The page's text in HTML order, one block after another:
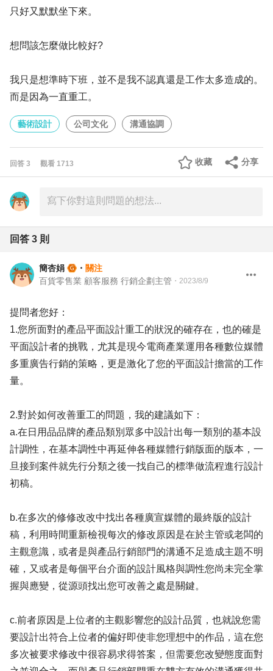
只好又默默坐下來。
想問該怎麼做比較好?
我只是想準時下班，並不是我不認真還是工作太多造成的。
而是因為一直重工。
藝術設計 公司文化 溝通協調
回答 3 觀看 1713 分享
收藏
回答 3 則
簡杏娟 ・ 關注
百貨零售業 顧客服務 行銷企劃主管 ・ 2023/8/9
提問者您好：
1.您所面對的產品平面設計重工的狀況的確存在，也的確是
平面設計者的挑戰，尤其是現今電商產業運用各種數位媒體
多重廣告行銷的策略，更是激化了您的平面設計擔當的工作
量。
2.對於如何改善重工的問題，我的建議如下：
a.在日用品品牌的產品類別眾多中設計出每一類別的基本設
計調性，在基本調性中再延伸各種媒體行銷版面的版本，一
旦接到案件就先行分類之後一找自己的標準做流程進行設計
初稿。
b.在多次的修修改改中找出各種廣宣媒體的最終版的設計
稿，利用時間重新檢視每次的修改原因是在於主管或老闆的
主觀意識，或者是與產品行銷部門的溝通不足造成主題不明
確，又或者是每個平台介面的設計風格與調性您尚未完全掌
握與應變，從源頭找出您可改善之處是關鍵。
c.前者原因是上位者的主觀影響您的設計品質，也就說您需
要設計出符合上位者的偏好即使非您理想中的作品，這在您
多次被要求修改中很容易求得答案，但需要您改變態度面對